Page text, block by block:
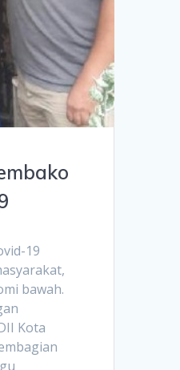
19
bawah.
Kota